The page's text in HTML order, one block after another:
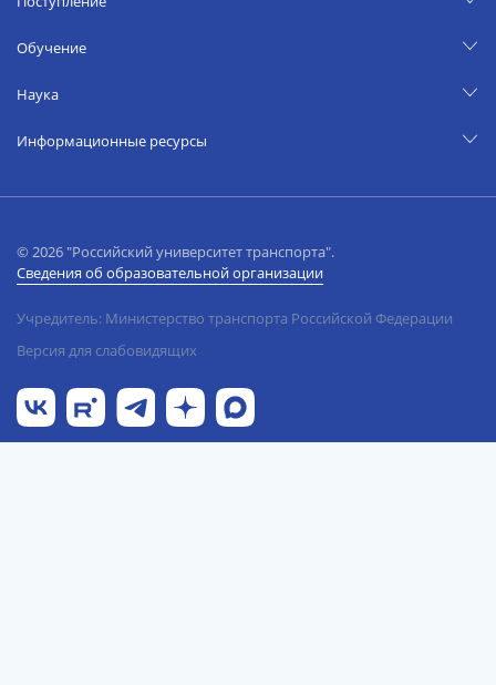
Обучение
Наука
Информационные ресурсы
© 2026 "Российский университет транспорта".
Сведения об образовательной организации
Учредитель: Министерство транспорта Российской Федерации
Версия для слабовидящих